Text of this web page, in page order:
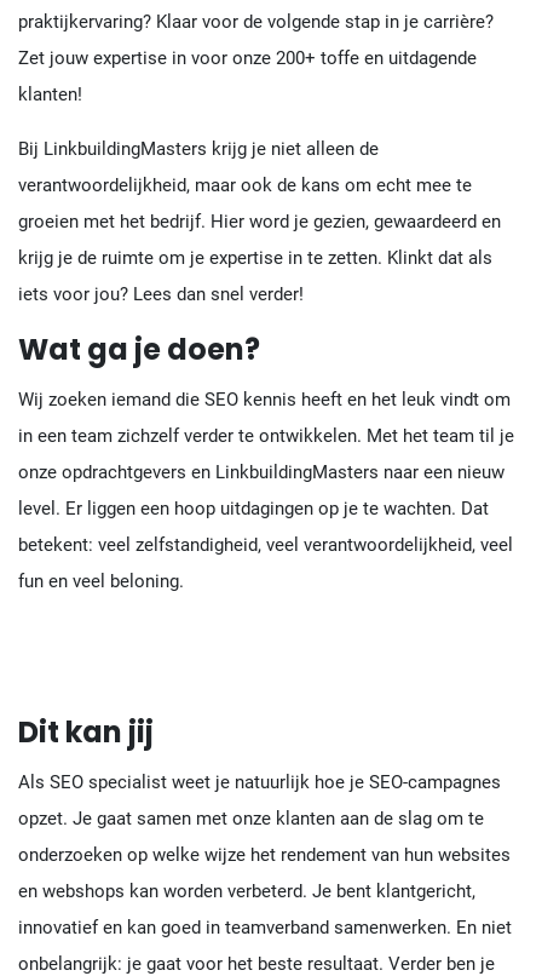
praktijkervaring? Klaar voor de volgende stap in je carrière?
Zet jouw expertise in voor onze 200+ toffe en uitdagende
klanten!
Bij LinkbuildingMasters krijg je niet alleen de
verantwoordelijkheid, maar ook de kans om echt mee te
groeien met het bedrijf. Hier word je gezien, gewaardeerd en
krijg je de ruimte om je expertise in te zetten. Klinkt dat als
iets voor jou? Lees dan snel verder!
Wat ga je doen?
Wij zoeken iemand die SEO kennis heeft en het leuk vindt om
in een team zichzelf verder te ontwikkelen. Met het team til je
onze opdrachtgevers en LinkbuildingMasters naar een nieuw
level. Er liggen een hoop uitdagingen op je te wachten. Dat
betekent: veel zelfstandigheid, veel verantwoordelijkheid, veel
fun en veel beloning.
Dit kan jij
Als SEO specialist weet je natuurlijk hoe je SEO-campagnes
opzet. Je gaat samen met onze klanten aan de slag om te
onderzoeken op welke wijze het rendement van hun websites
en webshops kan worden verbeterd. Je bent klantgericht,
innovatief en kan goed in teamverband samenwerken. En niet
onbelangrijk: je gaat voor het beste resultaat. Verder ben je